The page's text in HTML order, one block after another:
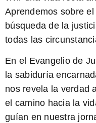
Aprendemos sobre
búsqueda de la
todas las
En el Evangelio de
la sabiduría
nos revela la verdad
el camino hacia la
guían en nuestra